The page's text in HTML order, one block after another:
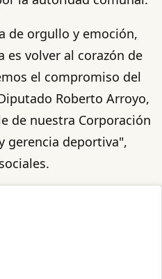
de orgullo y emoción,
es volver al corazón de
el compromiso del
Roberto Arroyo,
de nuestra Corporación
gerencia deportiva",